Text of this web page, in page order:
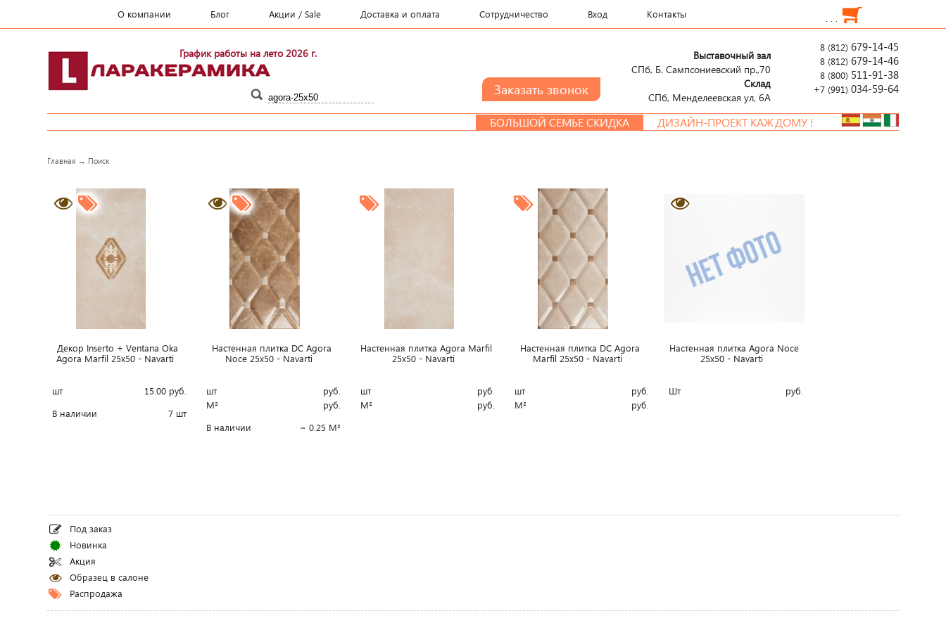
О компании Блог Акции / Sale Доставка и оплата Сотрудничество Вход Контакты . . .
График работы на лето 2026 г. 8 (812) 679-14-45
8 (812) 679-14-46
8 (800) 511-91-38
+7 (991) 034-59-64
Выставочный зал
СПб, Б. Сампсониевский пр.,70
Склад
СПб, Менделеевcкая ул, 6А
БОЛЬШОЙ СЕМЬЕ СКИДКА ДИЗАЙН-ПРОЕКТ КАЖДОМУ !
Главная → Поиск
Декор Inserto + Ventana Oka
Agora Marfil 25x50 - Navarti
шт 15.00 руб.
В наличии
7 шт
Настенная плитка DC Agora
Noce 25x50 - Navarti
шт
руб.
М²
руб.
В наличии
~ 0.25 М²
Настенная плитка Agora Marfil
25x50 - Navarti
шт
руб.
М²
руб.
Настенная плитка DC Agora
Marfil 25x50 - Navarti
шт
руб.
М²
руб.
Настенная плитка Agora Noce
25x50 - Navarti
Шт руб.
Под заказ
Новинка
Акция
Образец в салоне
Распродажа